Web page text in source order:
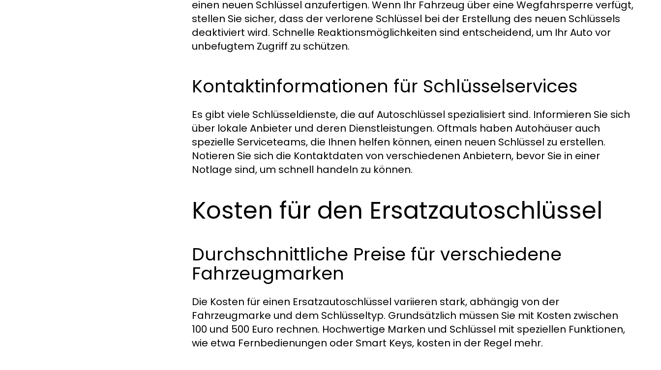
einen neuen Schlüssel anzufertigen. Wenn Ihr Fahrzeug über eine Wegfahrsperre verfügt,
stellen Sie sicher, dass der verlorene Schlüssel bei der Erstellung des neuen Schlüssels
deaktiviert wird. Schnelle Reaktionsmöglichkeiten sind entscheidend, um Ihr Auto vor
unbefugtem Zugriff zu schützen.
Kontaktinformationen für Schlüsselservices
Es gibt viele Schlüsseldienste, die auf Autoschlüssel spezialisiert sind. Informieren Sie sich
über lokale Anbieter und deren Dienstleistungen. Oftmals haben Autohäuser auch
spezielle Serviceteams, die Ihnen helfen können, einen neuen Schlüssel zu erstellen.
Notieren Sie sich die Kontaktdaten von verschiedenen Anbietern, bevor Sie in einer
Notlage sind, um schnell handeln zu können.
Kosten für den Ersatzautoschlüssel
Durchschnittliche Preise für verschiedene
Fahrzeugmarken
Die Kosten für einen Ersatzautoschlüssel variieren stark, abhängig von der
Fahrzeugmarke und dem Schlüsseltyp. Grundsätzlich müssen Sie mit Kosten zwischen
100 und 500 Euro rechnen. Hochwertige Marken und Schlüssel mit speziellen Funktionen,
wie etwa Fernbedienungen oder Smart Keys, kosten in der Regel mehr.